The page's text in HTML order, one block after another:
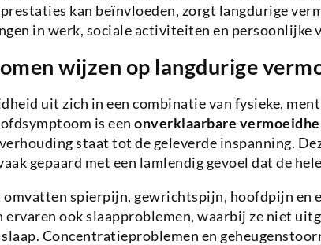
kan beïnvloeden, zorgt langdurige
in werk, sociale activiteiten en persoonlijke
wijzen op langdurige
uit zich in een combinatie van fysieke,
is een onverklaarbare
staat tot de geleverde inspanning.
gepaard met een lamlendig gevoel dat de
omvatten spierpijn, gewrichtspijn, hoofdpijn en
ervaren ook slaapproblemen, waarbij ze niet
Concentratieproblemen en